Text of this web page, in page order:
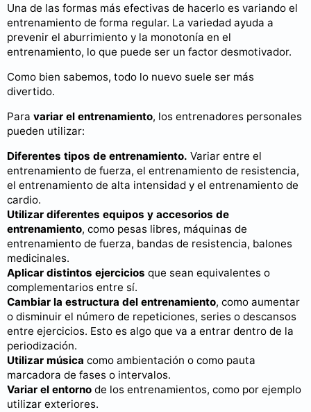
Una de las formas más efectivas de hacerlo es variando el
entrenamiento de forma regular. La variedad ayuda a
prevenir el aburrimiento y la monotonía en el
entrenamiento, lo que puede ser un factor desmotivador.
Como bien sabemos, todo lo nuevo suele ser más
divertido.
Para variar el entrenamiento, los entrenadores personales
pueden utilizar:
Diferentes tipos de entrenamiento. Variar entre el
entrenamiento de fuerza, el entrenamiento de resistencia,
el entrenamiento de alta intensidad y el entrenamiento de
cardio.
Utilizar diferentes equipos y accesorios de
entrenamiento, como pesas libres, máquinas de
entrenamiento de fuerza, bandas de resistencia, balones
medicinales.
Aplicar distintos ejercicios que sean equivalentes o
complementarios entre sí.
Cambiar la estructura del entrenamiento, como aumentar
o disminuir el número de repeticiones, series o descansos
entre ejercicios. Esto es algo que va a entrar dentro de la
periodización.
Utilizar música como ambientación o como pauta
marcadora de fases o intervalos.
Variar el entorno de los entrenamientos, como por ejemplo
utilizar exteriores.